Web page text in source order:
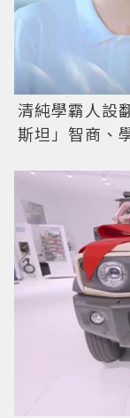
清純學霸人設
斯坦」智商、